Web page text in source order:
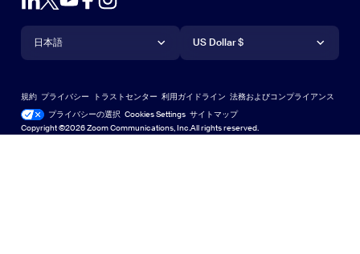
Androidアプリ
Androidアプリ
デモをリクエスト
ウェビナーとイベント
Zoom Experience CenterZoom Experience Center
アカウント
ヘルプセンター
ラーニングセンター
テクニカルコンテンツライブラリテクニカルコンテンツライブラ
フィードバック
言語
日本語
English
Español
通貨
US Dollar $
Copyright ©2026 Zoom Communications, Inc.All rights reserved.
規約 プライバシー トラストセンター 利用ガイドライン 法務およびコンプライアンス
プライバシーの選択 Cookies Settings サイトマップ
サイトマップ